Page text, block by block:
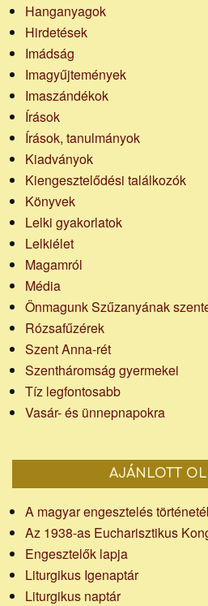
Hanganyagok
Hirdetések
Imádság
Imagyűjtemények
Imaszándékok
Írások
Írások, tanulmányok
Kiadványok
Kiengesztelődési találkozók
Könyvek
Lelki gyakorlatok
Lelkiélet
Magamról
Média
Önmagunk Szűzanyának
Rózsafűzérek
Szent Anna-rét
Szentháromság gyermekei
Tíz legfontosabb
Vasár- és ünnepnapokra
AJÁNLOTT
A magyar engesztelés
Az 1938-as Eucharisztikus
Engesztelők lapja
Liturgikus Igenaptár
Liturgikus naptár